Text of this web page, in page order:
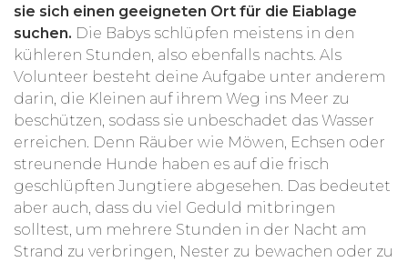
sie sich einen geeigneten Ort für die Eiablage
suchen. Die Babys schlüpfen meistens in den
kühleren Stunden, also ebenfalls nachts. Als
Volunteer besteht deine Aufgabe unter anderem
darin, die Kleinen auf ihrem Weg ins Meer zu
beschützen, sodass sie unbeschadet das Wasser
erreichen. Denn Räuber wie Möwen, Echsen oder
streunende Hunde haben es auf die frisch
geschlüpften Jungtiere abgesehen. Das bedeutet
aber auch, dass du viel Geduld mitbringen
solltest, um mehrere Stunden in der Nacht am
Strand zu verbringen, Nester zu bewachen oder zu